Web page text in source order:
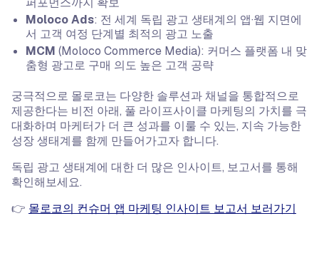
Moloco Ads: 전 세계 독립 광고 생태계의 앱·웹 지면에
서 고객 여정 단계별 최적의 광고 노출
MCM (Moloco Commerce Media): 커머스 플랫폼 내 맞
춤형 광고로 구매 의도 높은 고객 공략
궁극적으로 몰로코는 다양한 솔루션과 채널을 통합적으로
제공한다는 비전 아래, 풀 라이프사이클 마케팅의 가치를 극
대화하며 마케터가 더 큰 성과를 이룰 수 있는, 지속 가능한
성장 생태계를 함께 만들어가고자 합니다.
독립 광고 생태계에 대한 더 많은 인사이트, 보고서를 통해
확인해보세요.
👉 몰로코의 컨슈머 앱 마케팅 인사이트 보고서 보러가기